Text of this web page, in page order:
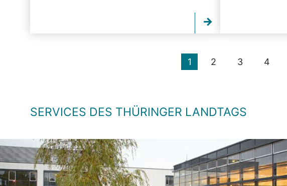
1 2 3 4
SERVICES DES THÜRINGER LANDTAGS